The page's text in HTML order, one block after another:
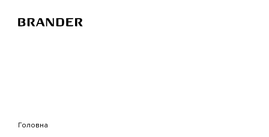
Головна